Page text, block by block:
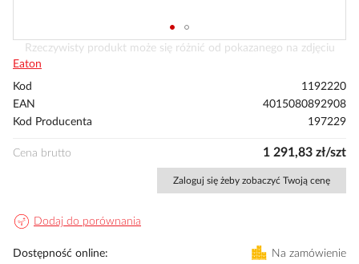
Przejdź
na
początek
Rzeczywisty produkt może się różnić od pokazanego na zdjęciu
Eaton
Kod
1192220
EAN
4015080892908
Kod Producenta
197229
Cena brutto 1 291,83 zł/szt
Zaloguj się żeby zobaczyć Twoją cenę
Dodaj do porównania
Dostępność online
Na zamówienie